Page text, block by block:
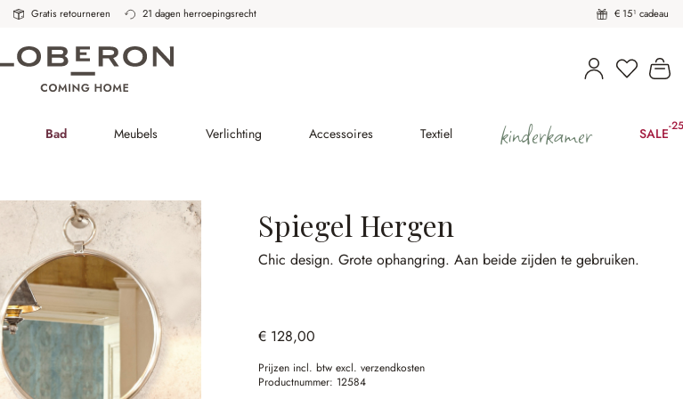
Gratis retourneren 21 dagen herroepingsrecht € 15¹ cadeau
U heeft
Bad Meubels Verlichting Accessoires Textiel kinderkamer SALE-
Spiegel Hergen
Chic design.Grote ophangring.Aan beide zijden te gebruiken.
€ 128,00
Prijzen incl. btw excl. verzendkosten
Productnummer: 12584